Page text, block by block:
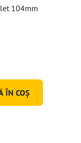
104mm
ÎN COŞ